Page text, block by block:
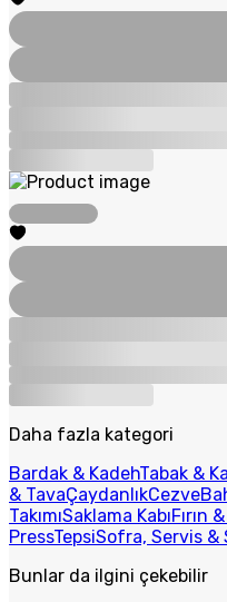
Daha fazla kategori
Bardak & KadehTabak &
& TavaÇaydanlıkCezve
TakımıSaklama KabıFırın
PressTepsiSofra, Servis &
Bunlar da ilgini çekebilir